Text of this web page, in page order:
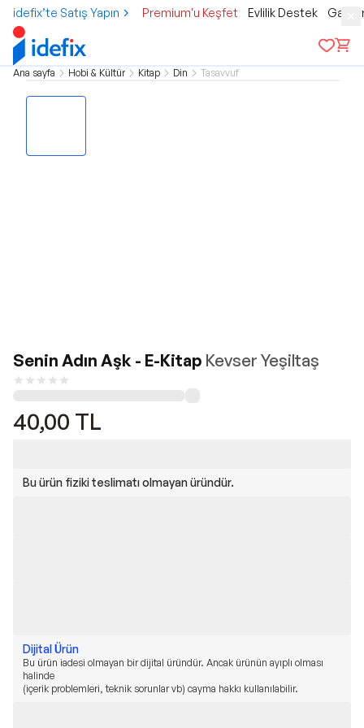
idefix’te Satış Yapın Premium'u Keşfet Evlilik Destek
Ana sayfa Hobi & Kültür Kitap Din Tasavvuf
Senin Adın Aşk - E-Kitap Kevser Yeşiltaş
40,00 TL
Bu ürün fiziki teslimatı olmayan üründür.
Dijital Ürün
Bu ürün iadesi olmayan bir dijital üründür. Ancak ürünün ayıplı olması
halinde
(içerik problemleri, teknik sorunlar vb) cayma hakkı kullanılabilir.